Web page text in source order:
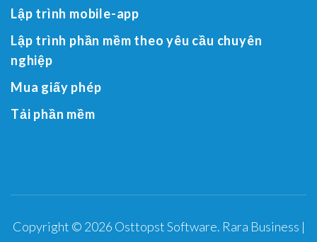
Lập trình mobile-app
Lập trình phần mềm theo yêu cầu chuyên
nghiệp
Mua giấy phép
Tải phần mềm
Copyright © 2026 Osttopst Software. Rara Business |